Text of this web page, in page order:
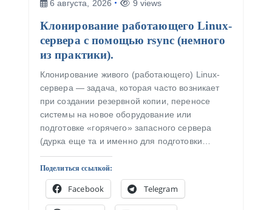
6 августа, 2026
9 views
Клонирование работающего Linux-
сервера с помощью rsync (немного
из практики).
Клонирование живого (работающего) Linux-
сервера — задача, которая часто возникает
при создании резервной копии, переносе
системы на новое оборудование или
подготовке «горячего» запасного сервера
(дурка еще та и именно для подготовки…
Поделиться ссылкой:
Facebook Telegram